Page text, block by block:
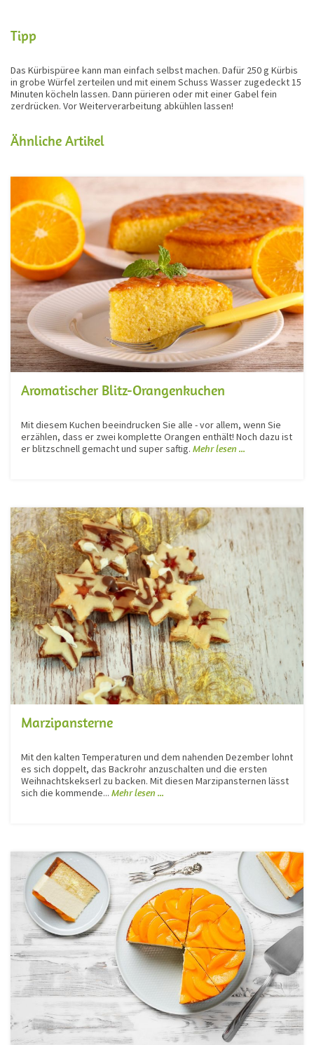
Tipp
Das Kürbispüree kann man einfach selbst machen. Dafür 250 g Kürbis
in grobe Würfel zerteilen und mit einem Schuss Wasser zugedeckt 15
Minuten köcheln lassen. Dann pürieren oder mit einer Gabel fein
zerdrücken. Vor Weiterverarbeitung abkühlen lassen!
Ähnliche Artikel
Aromatischer Blitz-Orangenkuchen
Mit diesem Kuchen beeindrucken Sie alle - vor allem, wenn Sie
erzählen, dass er zwei komplette Orangen enthält! Noch dazu ist
er blitzschnell gemacht und super saftig. Mehr lesen ...
Marzipansterne
Mit den kalten Temperaturen und dem nahenden Dezember lohnt
es sich doppelt, das Backrohr anzuschalten und die ersten
Weihnachtskekserl zu backen. Mit diesen Marzipansternen lässt
sich die kommende... Mehr lesen ...